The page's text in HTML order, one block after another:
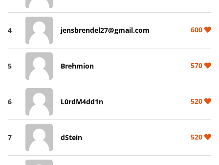
4 jensbrendel27@gmail.com 600
5 Brehmion 570
6 L0rdM4dd1n 520
7 dStein 520